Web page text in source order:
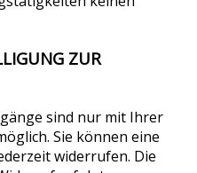
ZUR
sind nur mit Ihrer
Sie können eine
widerrufen. Die